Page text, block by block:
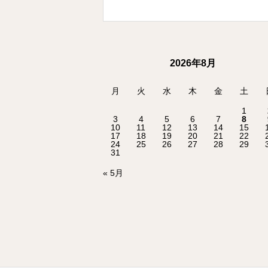
2026年8月
月 火 水 木 金 土
1
3
4 5 6 7 8
10
11 12 13 14 15
17
18 19 20 21 22
24
25 26 27 28 29
31
« 5月